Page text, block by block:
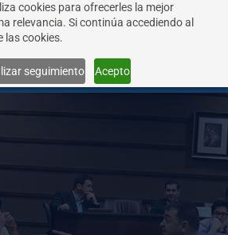
cookies para ofrecerles la mejor
relevancia. Si continúa accediendo al
las cookies.
seguimiento Acepto